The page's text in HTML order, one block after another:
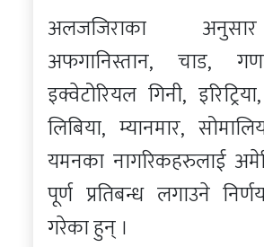
अलजजिराका
अफगानिस्तान, चाड,
इक्वेटोरियल गिनी,
लिबिया, म्यानमार,
यमनका नागरिकहरुलाई
पूर्ण प्रतिबन्ध लगाउने
गरेका हुन् ।